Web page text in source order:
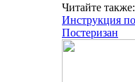
Читайте также:
Инструкция
Постеризан